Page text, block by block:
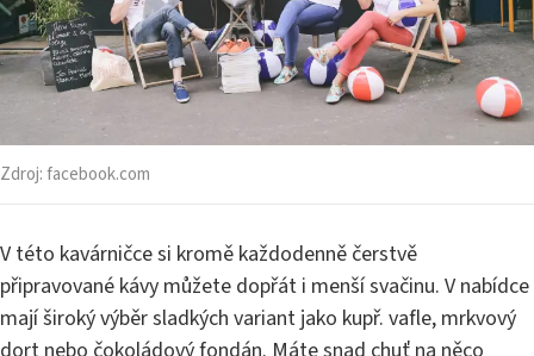
Zdroj:facebook.com
V této kavárničce si kromě každodenně čerstvě
připravované kávy můžete dopřát i menší svačinu. V nabídce
mají široký výběr sladkých variant jako kupř. vafle, mrkvový